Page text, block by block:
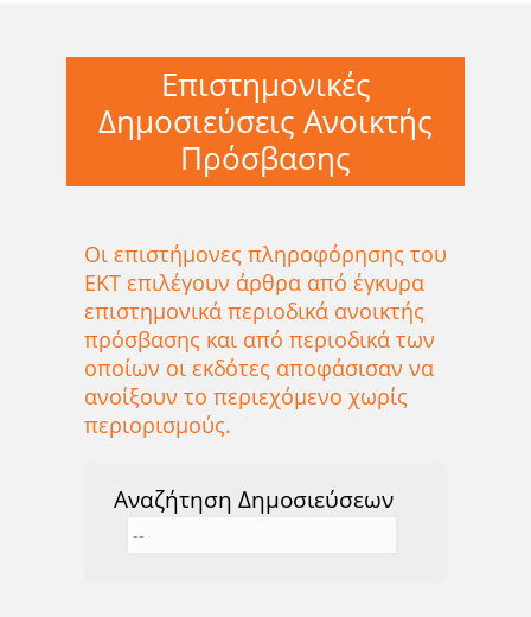
Επιστημονικές
Δημοσιεύσεις Ανοικτής
Πρόσβασης
Οι επιστήμονες πληροφόρησης του
ΕΚΤ επιλέγουν άρθρα από έγκυρα
επιστημονικά περιοδικά ανοικτής
πρόσβασης και από περιοδικά των
οποίων οι εκδότες αποφάσισαν να
ανοίξουν το περιεχόμενο χωρίς
περιορισμούς.
Αναζήτηση Δημοσιεύσεων